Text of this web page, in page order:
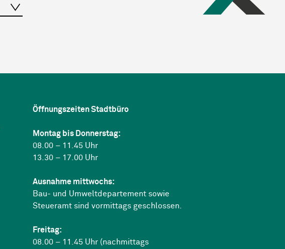
Öffnungszeiten Stadtbüro
Montag bis Donnerstag:
08.00 – 11.45 Uhr
13.30 – 17.00 Uhr
Ausnahme mittwochs:
Bau- und Umweltdepartement sowie
Steueramt sind vormittags geschlossen.
Freitag:
08.00 – 11.45 Uhr (nachmittags